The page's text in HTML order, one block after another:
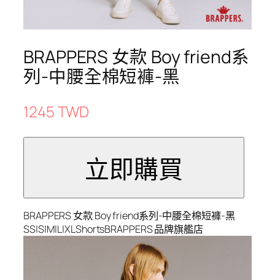
BRAPPERS 女款 Boy friend系
列-中腰全棉短褲-黑
1245 TWD
BRAPPERS 女款 Boy friend系列-中腰全棉短褲-黑
SS|S|M|L|XLShortsBRAPPERS 品牌旗艦店